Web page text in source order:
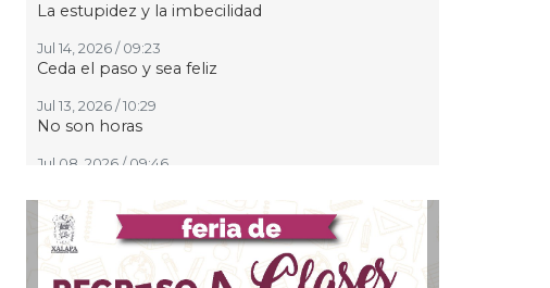
La estupidez y la imbecilidad
Jul 14, 2026 / 09:23
Ceda el paso y sea feliz
Jul 13, 2026 / 10:29
No son horas
Jul 08, 2026 / 09:46
Jul 07, 2026 / 09:33
Grupo MAS contra Veracruz
Jul 03, 2026 / 09:38